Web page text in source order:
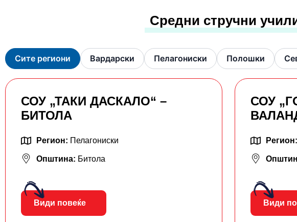
Средни стручни
Сите региони Вардарски Пелагониски Полошки
СОУ „ТАКИ ДАСКАЛО“ –
БИТОЛА
Регион: Пелагониски
Општина: Битола
Види повеќе
СОУ
Види